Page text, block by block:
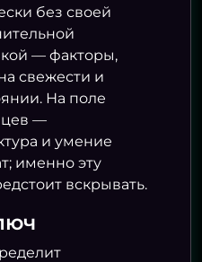
без своей
— факторы,
свежести и
На поле
—
и умение
именно эту
вскрывать.